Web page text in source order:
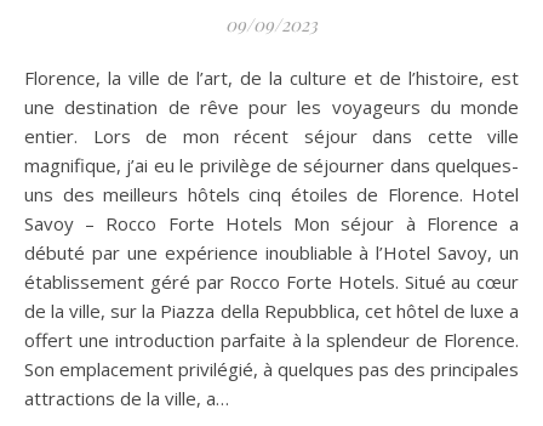
09/09/2023
Florence, la ville de l’art, de la culture et de l’histoire, est
une destination de rêve pour les voyageurs du monde
entier. Lors de mon récent séjour dans cette ville
magnifique, j’ai eu le privilège de séjourner dans quelques-
uns des meilleurs hôtels cinq étoiles de Florence. Hotel
Savoy – Rocco Forte Hotels Mon séjour à Florence a
débuté par une expérience inoubliable à l’Hotel Savoy, un
établissement géré par Rocco Forte Hotels. Situé au cœur
de la ville, sur la Piazza della Repubblica, cet hôtel de luxe a
offert une introduction parfaite à la splendeur de Florence.
Son emplacement privilégié, à quelques pas des principales
attractions de la ville, a…